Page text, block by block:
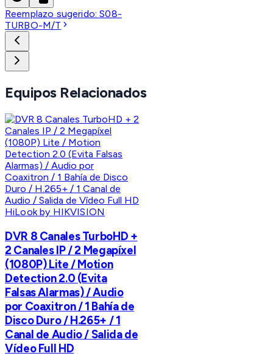
Reemplazo sugerido:S08-
TURBO-M/T
Equipos Relacionados
HiLook by HIKVISION
DVR 8 Canales TurboHD +
2 Canales IP / 2 Megapíxel
(1080P) Lite / Motion
Detection 2.0 (Evita
Falsas Alarmas) / Audio
por Coaxitron / 1 Bahía de
Disco Duro / H.265+ / 1
Canal de Audio / Salida de
Vídeo Full HD